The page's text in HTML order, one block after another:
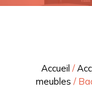
Accueil /
meubles /